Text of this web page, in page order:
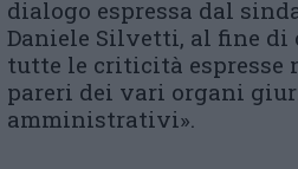
dialogo espressa dal
Daniele Silvetti, al fine di
tutte le criticità espresse
pareri dei vari organi
amministrativi».